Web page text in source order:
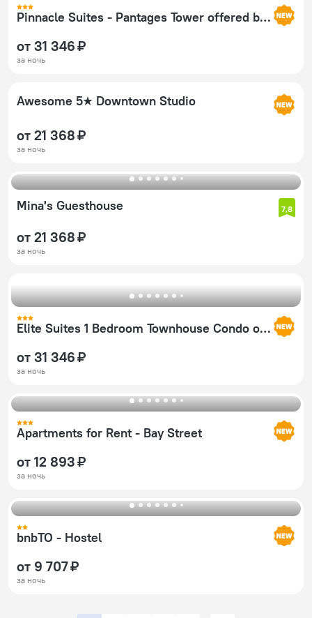
Pinnacle Suites - Pantages Tower offered by Short Term Stays
от 31 346 ₽
за ночь
Awesome 5★ Downtown Studio
от 21 368 ₽
за ночь
Mina's Guesthouse 7,8
от 21 368 ₽
за ночь
Elite Suites 1 Bedroom Townhouse Condo offered by Short Term Stays
от 31 346 ₽
за ночь
Apartments for Rent - Bay Street
от 12 893 ₽
за ночь
bnbTO - Hostel
от 9 707 ₽
за ночь